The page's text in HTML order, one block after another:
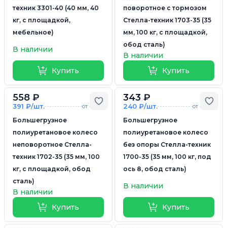
техник 3301-40 (40 мм, 40
кг, с площадкой,
мебельное)
В наличии
Купить
поворотное с тормозом
Стелла-техник 1703-35 (35
мм, 100 кг, с площадкой,
обод сталь)
В наличии
Купить
Добавить в избранное
558 ₽
391 ₽/шт. от 4 шт.
Большегрузное
полиуретановое колесо
неповоротное Стелла-
техник 1702-35 (35 мм, 100
кг, с площадкой, обод
сталь)
В наличии
Купить
343 ₽
240 ₽/шт. от 4 шт.
Большегрузное
полиуретановое колесо
без опоры Стелла-техник
1700-35 (35 мм, 100 кг, под
ось 8, обод сталь)
В наличии
Купить